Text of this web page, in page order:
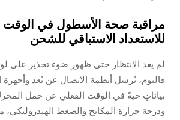
مراقبة صحة الأسطول في الوقت
للاستعداد الاستباقي للشحن
لم يعد الانتظار حتى ظهور ضوء تحذير على
فاليوم، تُرسل أنظمة الاتصال عن بُعد وأجهزة
بياناتٍ حيةً في الوقت الفعلي عن حمل
ودرجة حرارة المكابح والضغط الهيدروليكي،